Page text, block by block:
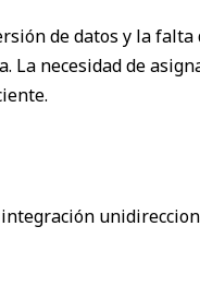
de datos y la
La necesidad de